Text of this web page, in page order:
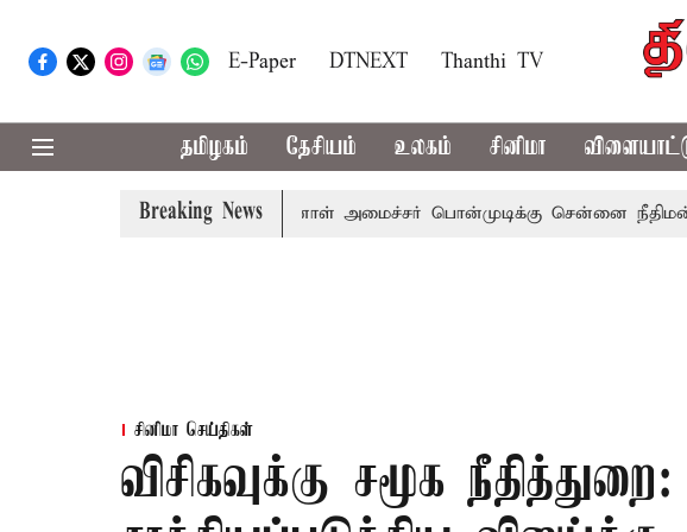
E-Paper DTNEXT Thanthi TV
தமிழகம் தேசியம் உலகம் சினிமா
Breaking News
முன்னாள் அமைச்சர் பொன்முடிக்கு சென்னை நீதிமன்றம்
சினிமா செய்திகள்
விசிகவுக்கு சமூக நீதித்துறை: